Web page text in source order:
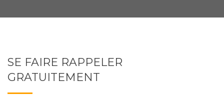
SE FAIRE RAPPELER
GRATUITEMENT